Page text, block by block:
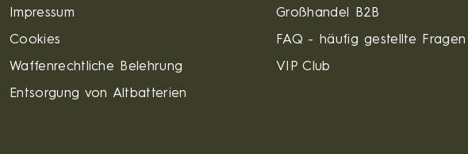
Impressum
Cookies
Waffenrechtliche Belehrung
Entsorgung von Altbatterien
Großhandel B2B
FAQ - häufig gestellte Fragen
VIP Club